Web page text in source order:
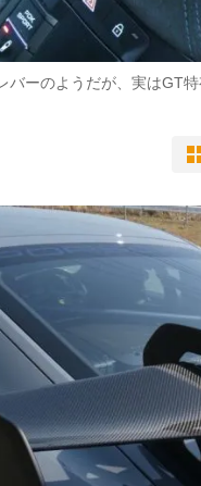
バーのようだが、実はGT